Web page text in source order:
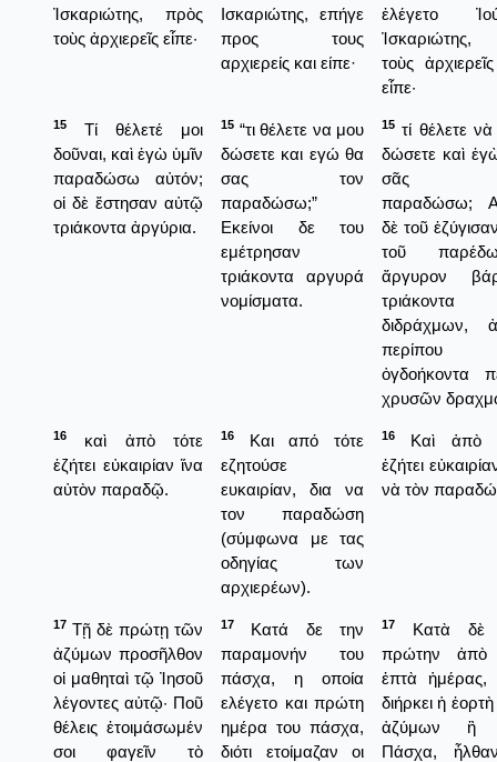
Ἰσκαριώτης, πρὸς
τοὺς ἀρχιερεῖς εἶπε·
Ισκαριώτης, επήγε
προς τους
αρχιερείς και είπε·
ἐλέγετο
Ἰσκαριώτης,
τοὺς
εἶπε·
15
Τί θέλετέ μοι
δοῦναι, καὶ ἐγὼ ὑμῖν
παραδώσω αὐτόν;
οἱ δὲ ἔστησαν αὐτῷ
τριάκοντα ἀργύρια.
15 “τι θέλετε να μου
δώσετε και εγώ θα
σας τον
παραδώσω;”
Εκείνοι δε του
εμέτρησαν
τριάκοντα αργυρά
νομίσματα.
15 τί θέλετε
δώσετε καὶ
σᾶς
παραδώσω;
δὲ τοῦ
τοῦ
ἄργυρον
τριάκοντα
διδράχμων,
περίπου
ὀγδοήκοντα
χρυσῶν
16
καὶ ἀπὸ τότε
ἐζήτει εὐκαιρίαν ἵνα
αὐτὸν παραδῷ.
16
Και από τότε
εζητούσε
ευκαιρίαν, δια να
τον παραδώση
(σύμφωνα με τας
οδηγίας των
αρχιερέων).
16
Καὶ ἀπὸ
ἐζήτει
νὰ τὸν
17 Τῇ δὲ πρώτῃ τῶν
ἀζύμων προσῆλθον
οἱ μαθηταὶ τῷ Ἰησοῦ
λέγοντες αὐτῷ· Ποῦ
θέλεις ἑτοιμάσωμέν
σοι φαγεῖν τὸ
17
Κατά δε την
παραμονήν του
πάσχα, η οποία
ελέγετο και πρώτη
ημέρα του πάσχα,
διότι ετοίμαζαν οι
17
Κατὰ δὲ
πρώτην ἀπὸ
ἑπτὰ ἡμέρας,
διήρκει ἡ
ἀζύμων ἢ
Πάσχα,